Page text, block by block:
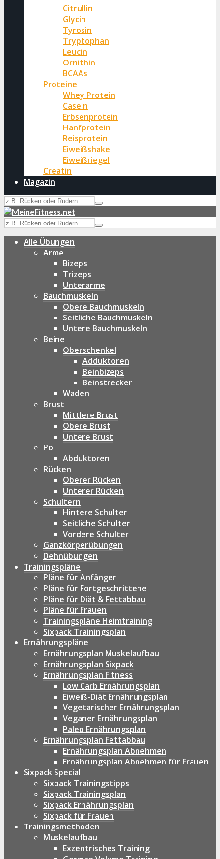
Citrullin
Glycin
Tyrosin
Tryptophan
Leucin
Ornithin
BCAAs
Proteine
Whey Protein
Casein
Erbsenprotein
Hanfprotein
Reisprotein
Eiweißshake
Eiweißriegel
Creatin
Magazin
Alle Übungen
Arme
Bizeps
Trizeps
Unterarme
Bauchmuskeln
Obere Bauchmuskeln
Seitliche Bauchmuskeln
Untere Bauchmuskeln
Beine
Oberschenkel
Adduktoren
Beinbizeps
Beinstrecker
Waden
Brust
Mittlere Brust
Obere Brust
Untere Brust
Po
Abduktoren
Rücken
Oberer Rücken
Unterer Rücken
Schultern
Hintere Schulter
Seitliche Schulter
Vordere Schulter
Ganzkörperübungen
Dehnübungen
Trainingspläne
Pläne für Anfänger
Pläne für Fortgeschrittene
Pläne für Diät & Fettabbau
Pläne für Frauen
Trainingspläne Heimtraining
Sixpack Trainingsplan
Ernährungspläne
Ernährungsplan Muskelaufbau
Ernährungsplan Sixpack
Ernährungsplan Fitness
Low Carb Ernährungsplan
Eiweiß-Diät Ernährungsplan
Vegetarischer Ernährungsplan
Veganer Ernährungsplan
Paleo Ernährungsplan
Ernährungsplan Fettabbau
Ernährungsplan Abnehmen
Ernährungsplan Abnehmen für Frauen
Sixpack Special
Sixpack Trainingstipps
Sixpack Trainingsplan
Sixpack Ernährungsplan
Sixpack für Frauen
Trainingsmethoden
Muskelaufbau
Exzentrisches Training